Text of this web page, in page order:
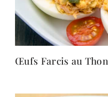
Œufs Farcis au Thon